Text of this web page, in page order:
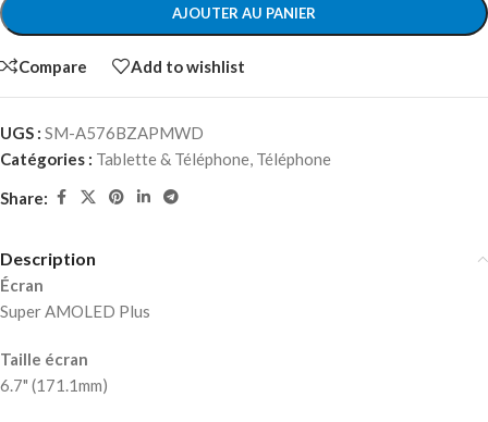
AJOUTER AU PANIER
Compare Add to wishlist
UGS : SM-A576BZAPMWD
Catégories : Tablette & Téléphone, Téléphone
Share:
Description
Écran
Super AMOLED Plus
Taille écran
6.7" (171.1mm)